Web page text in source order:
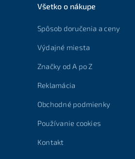
Všetko o nákupe
Spôsob doručenia a ceny
Výdajné miesta
Značky od A po Z
Reklamácia
Obchodné podmienky
Používanie cookies
Kontakt